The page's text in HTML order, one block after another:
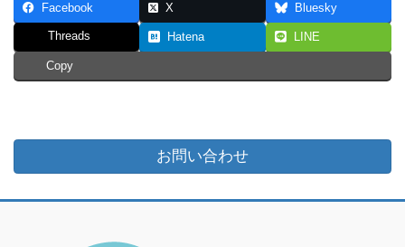
Facebook X Bluesky
Threads Hatena LINE
Copy
お問い合わせ